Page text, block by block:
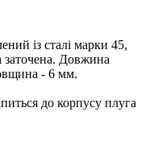
із сталі марки 45,
заточена. Довжина
- 6 мм.
до корпусу плуга